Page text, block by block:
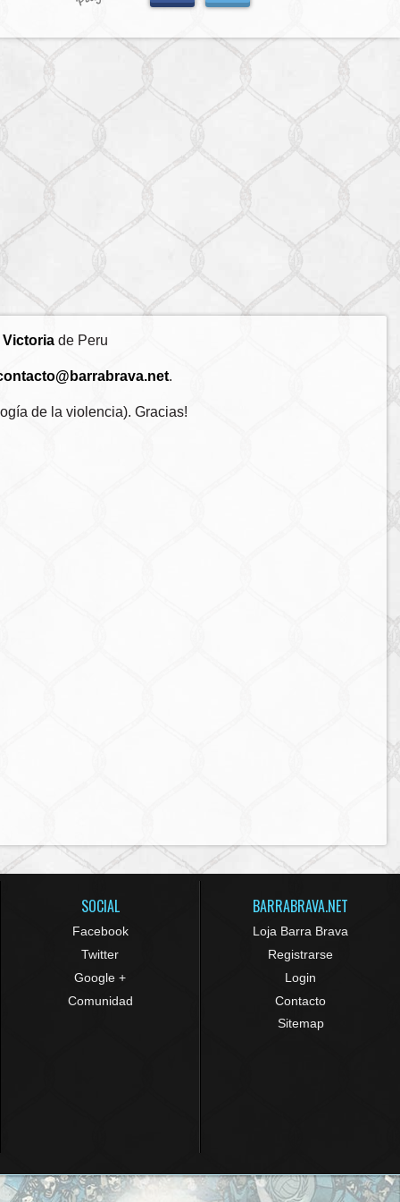
de Peru
.
de la violencia). Gracias!
SOCIAL
Facebook
Twitter
Google +
Comunidad
BARRABRAVA.NET
Loja Barra Brava
Registrarse
Login
Contacto
Sitemap